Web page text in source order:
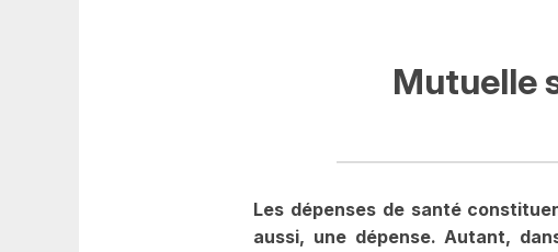
Mutuelle
Les dépenses de santé
aussi, une dépense. Autant,